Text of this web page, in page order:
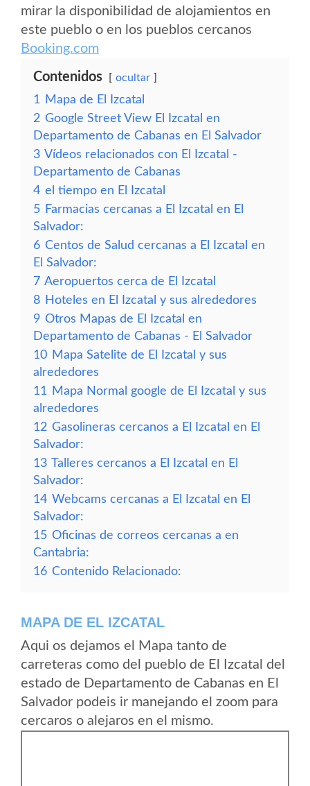
mirar la disponibilidad de alojamientos en
este pueblo o en los pueblos cercanos
Booking.com
Contenidos ocultar
1
Mapa de El Izcatal
2 Google Street View El Izcatal en
Departamento de Cabanas en El Salvador
3 Vídeos relacionados con El Izcatal -
Departamento de Cabanas
4 el tiempo en El Izcatal
5 Farmacias cercanas a El Izcatal en El
Salvador:
6 Centos de Salud cercanas a El Izcatal en
El Salvador:
7 Aeropuertos cerca de El Izcatal
8 Hoteles en El Izcatal y sus alrededores
9 Otros Mapas de El Izcatal en
Departamento de Cabanas - El Salvador
10 Mapa Satelite de El Izcatal y sus
alrededores
11
Mapa Normal google de El Izcatal y sus
alrededores
12 Gasolineras cercanos a El Izcatal en El
Salvador:
13 Talleres cercanos a El Izcatal en El
Salvador:
14 Webcams cercanas a El Izcatal en El
Salvador:
15 Oficinas de correos cercanas a en
Cantabria:
16 Contenido Relacionado:
MAPA DE EL IZCATAL
Aqui os dejamos el Mapa tanto de
carreteras como del pueblo de El Izcatal del
estado de Departamento de Cabanas en El
Salvador podeis ir manejando el zoom para
cercaros o alejaros en el mismo.